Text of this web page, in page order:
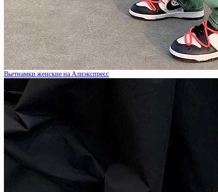
Вьетнамки женские на Алиэкспресс